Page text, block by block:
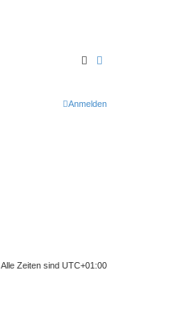
Suche
Anmelden
Alle Zeiten sind UTC+01:00